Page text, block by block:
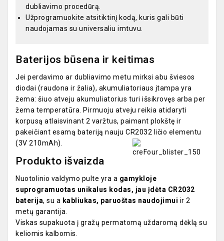
dubliavimo procedūrą.
Užprogramuokite atsitiktinį kodą, kuris gali būti
naudojamas su universaliu imtuvu.
Baterijos būsena ir keitimas
Jei perdavimo ar dubliavimo metu mirksi abu šviesos
diodai (raudona ir žalia), akumuliatoriaus įtampa yra
žema: šiuo atveju akumuliatorius turi išsikrovęs arba per
žema temperatūra. Pirmuoju atveju reikia atidaryti
korpusą atlaisvinant 2 varžtus, paimant plokštę ir
pakeičiant esamą bateriją nauju CR2032 ličio elementu
(3V 210mAh).
Produkto išvaizda
Nuotolinio valdymo pulte yra a gamykloje
suprogramuotas unikalus kodas, jau įdėta CR2032
baterija, su a kabliukas, paruoštas naudojimui ir 2
metų garantija.
Viskas supakuota į gražų permatomą uždaromą dėklą su
keliomis kalbomis.